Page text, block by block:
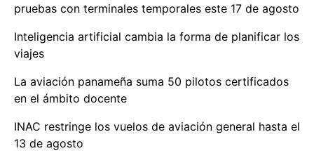
pruebas con terminales temporales este 17 de agosto
Inteligencia artificial cambia la forma de planificar los
viajes
La aviación panameña suma 50 pilotos certificados
en el ámbito docente
INAC restringe los vuelos de aviación general hasta el
13 de agosto